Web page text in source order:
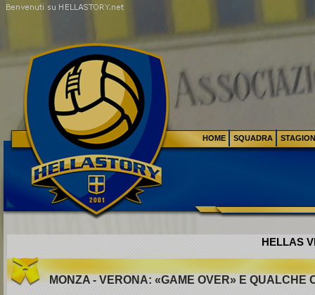
HELLAS
MONZA - VERONA: «GAME OVER» E QUALCHE
HOME SQUADRA